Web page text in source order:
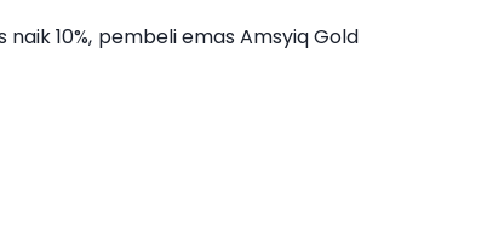
10%, pembeli emas Amsyiq Gold